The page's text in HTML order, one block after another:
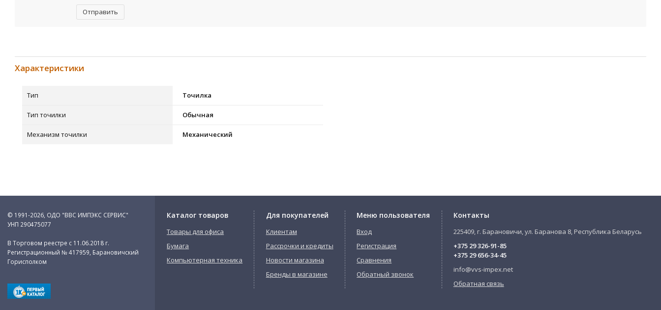
Отправить
Характеристики
Тип Точилка
Тип точилки Обычная
Механизм точилки Механический
© 1991-2026, ОДО "ВВС ИМПЭКС СЕРВИС"
УНП 290475077
В Торговом реестре с 11.06.2018 г.
Регистрационный № 417959, Барановичский
Горисполком
Каталог товаров
Товары для офиса
Бумага
Компьютерная техника
Для покупателей
Клиентам
Рассрочки и кредиты
Новости магазина
Бренды в магазине
Меню пользователя
Вход
Регистрация
Сравнения
Обратный звонок
Контакты
225409, г. Барановичи, ул. Баранова 8, Республика Беларусь
+375 29 326-91-85
+375 29 656-34-45
info@vvs-impex.net
Обратная связь